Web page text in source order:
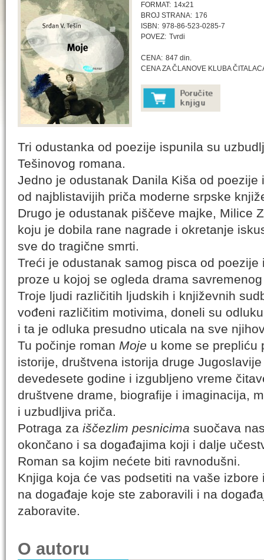
FORMAT: 14x21
BROJ STRANA: 176
ISBN: 978-86-523-0285-7
POVEZ: Tvrdi
CENA: 847 din.
CENA ZA ČLANOVE KLUBA
Tri odustanka od poezije ispunila su
Tešinovog romana.
Jedno je odustanak Danila Kiša od
od najblistavijih priča moderne srpske
Drugo je odustanak piščeve majke, Milice
koju je dobila rane nagrade i okretanje
sve do tragične smrti.
Treći je odustanak samog pisca od
proze u kojoj se ogleda drama
Troje ljudi različitih ljudskih i književnih
vođeni različitim motivima, doneli su
i ta je odluka presudno uticala na sve
Tu počinje roman Moje u kome se prepliću
istorije, društvena istorija druge
devedesete godine i izgubljeno vreme
društvene drame, biografije i imaginacija,
i uzbudljiva priča.
Potraga za iščezlim pesnicima suočava
okončano i sa događajima koji i dalje
Roman sa kojim nećete biti ravnodušni.
Knjiga koja će vas podsetiti na vaše
na događaje koje ste zaboravili i na
zaboravite.
O autoru